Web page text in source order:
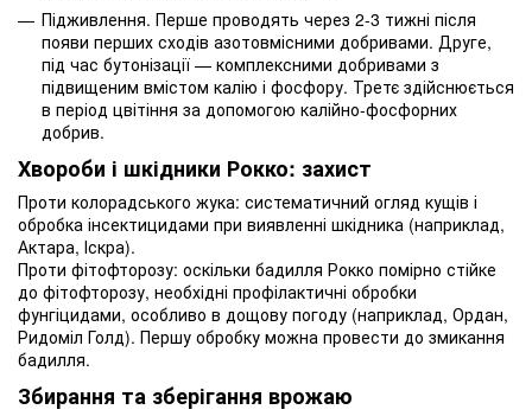
Підживлення. Перше проводять через 2-3 тижні після
появи перших сходів азотовмісними добривами. Друге,
під час бутонізації — комплексними добривами з
підвищеним вмістом калію і фосфору. Третє здійснюється
в період цвітіння за допомогою калійно-фосфорних
добрив.
Хвороби і шкідники Рокко: захист
Проти колорадського жука: систематичний огляд кущів і
обробка інсектицидами при виявленні шкідника (наприклад,
Актара, Іскра).
Проти фітофторозу: оскільки бадилля Рокко помірно стійке
до фітофторозу, необхідні профілактичні обробки
фунгіцидами, особливо в дощову погоду (наприклад, Ордан,
Ридоміл Голд). Першу обробку можна провести до змикання
бадилля.
Збирання та зберігання врожаю